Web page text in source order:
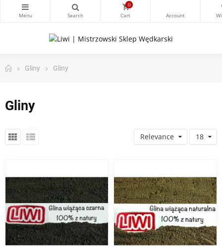
0
Gliny Gliny
Gliny
Relevance 18